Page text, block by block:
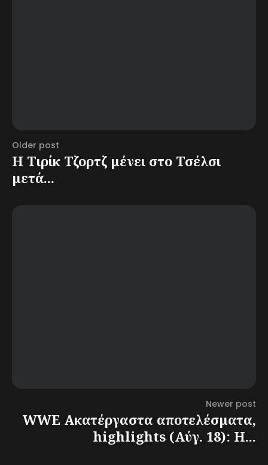
Older post
Η Τιρίκ Τζορτζ μένει στο Τσέλσι
μετά...
Newer post
WWE Ακατέργαστα αποτελέσματα,
highlights (Αύγ. 18): Η...